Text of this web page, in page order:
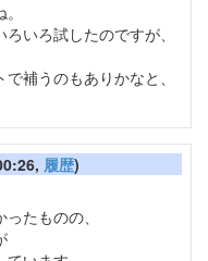
いろ試したのですが、
補うのもありかなと、
履歴)
たものの、